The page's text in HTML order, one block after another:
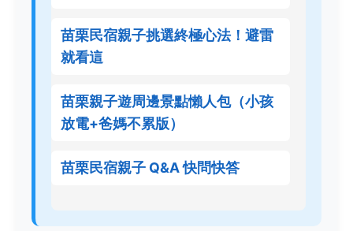
苗栗民宿親子挑選終極心法！避雷
就看這
苗栗親子遊周邊景點懶人包（小孩
放電+爸媽不累版）
苗栗民宿親子 Q&A 快問快答